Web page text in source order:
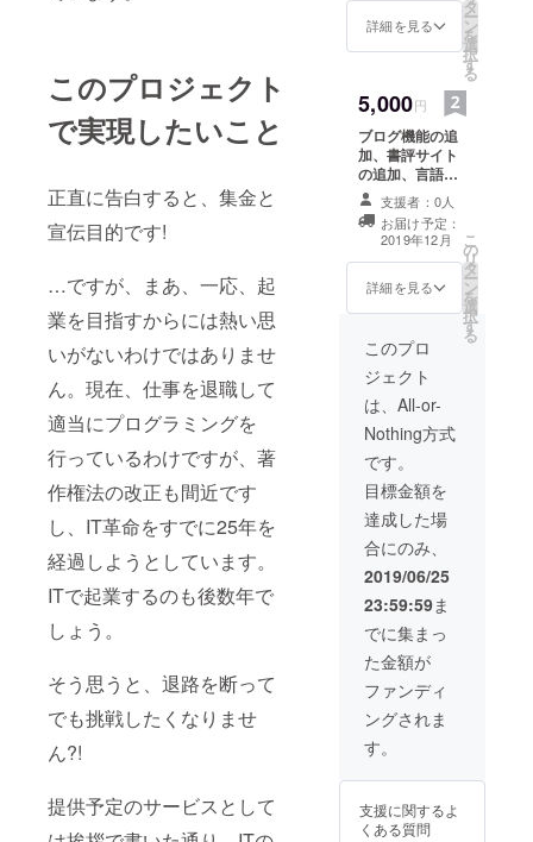
このプロジェクト
で実現したいこと
正直に告白すると、集金と
宣伝目的です!
…ですが、まあ、一応、起
業を目指すからには熱い思
いがないわけではありませ
ん。現在、仕事を退職して
適当にプログラミングを
行っているわけですが、著
作権法の改正も間近です
し、IT革命をすでに25年を
経過しようとしています。
ITで起業するのも後数年で
しょう。
そう思うと、退路を断って
でも挑戦したくなりませ
ん?!
提供予定のサービスとして
合、クラウド
ファンディング
詳細を見る
タ
ー
ン
を
選
択
す
る
5,000円
ブログ機能の追
加、書評サイト
の追加、言語
データベースの
追加等の中で、
最も要望が多い
ものの新たな
サービスの提供
を行います。提
供開始は2019年
月までを目途と
しております。
支援者：0人
お届け予定：
2019年12月
詳細を見る
こ
の
リ
タ
ー
ン
を
選
択
す
る
このプロ
ジェクト
は、All-or-
Nothing方式
です。
目標金額を
達成した場
合にのみ、
2019/06/25
23:59:59ま
でに集まっ
た金額が
ファンディ
ングされま
す。
支援に関するよ
くある質問